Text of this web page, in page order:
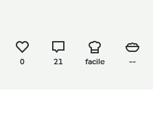
0 21 facile --